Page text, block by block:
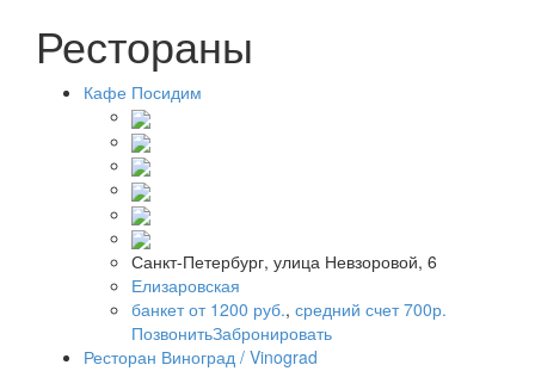
Рестораны
Кафе Посидим
Санкт-Петербург, улица Невзоровой, 6
Елизаровская
банкет от 1200 руб., средний счет 700р.
ПозвонитьЗабронировать
Ресторан Виноград / Vinograd